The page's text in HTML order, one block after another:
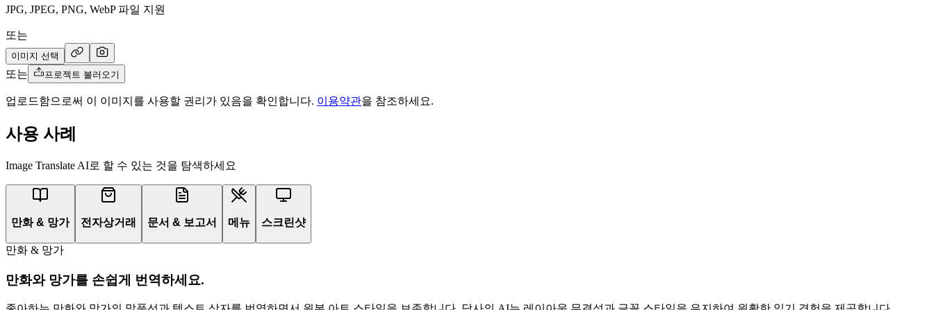
JPG, JPEG, PNG, WebP 파일 지원
또는
이미지 선택
또는 프로젝트 불러오기
업로드함으로써 이 이미지를 사용할 권리가 있음을 확인합니다. 이용약관을 참조하세요.
사용 사례
Image Translate AI로 할 수 있는 것을 탐색하세요
만화 & 망가 전자상거래 문서 & 보고서 메뉴 스크린샷
만화 & 망가
만화와 망가를 손쉽게 번역하세요.